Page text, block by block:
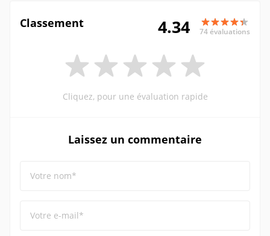
Classement 4.34 74 évaluations
Cliquez, pour une évaluation rapide
Laissez un commentaire
Votre nom*
Votre e-mail*